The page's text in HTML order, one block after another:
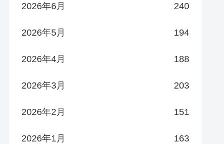
2026年6月 240
2026年5月 194
2026年4月 188
2026年3月 203
2026年2月 151
2026年1月 163